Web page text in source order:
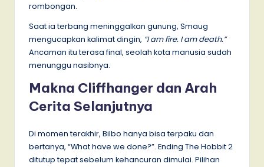
rombongan.
Saat ia terbang meninggalkan gunung, Smaug
mengucapkan kalimat dingin, “I am fire. I am death.”
Ancaman itu terasa final, seolah kota manusia sudah
menunggu nasibnya.
Makna Cliffhanger dan Arah
Cerita Selanjutnya
Di momen terakhir, Bilbo hanya bisa terpaku dan
bertanya, “What have we done?”. Ending The Hobbit 2
ditutup tepat sebelum kehancuran dimulai. Pilihan